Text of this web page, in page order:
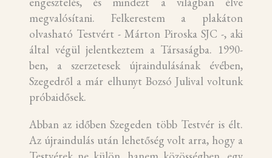
megvalósítani. Felkerestem a plakáton
olvasható Testvért - Márton Piroska SJC -, aki
által végül jelentkeztem a Társaságba. 1990-
ben, a szerzetesek újraindulásának évében,
Szegedről a már elhunyt Bozsó Julival voltunk
próbaidősek.
Abban az időben Szegeden több Testvér is élt.
Az újraindulás után lehetőség volt arra, hogy a